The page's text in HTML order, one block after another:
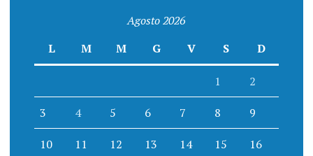
Agosto 2026
L
M M G V S D
1 2
3 4 5 6 7 8 9
10 11 12 13 14 15 16